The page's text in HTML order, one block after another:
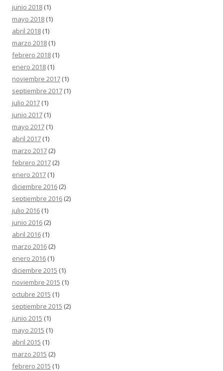
junio 2018 (1)
mayo 2018 (1)
abril 2018 (1)
marzo 2018 (1)
febrero 2018 (1)
enero 2018 (1)
noviembre 2017 (1)
septiembre 2017 (1)
julio 2017 (1)
junio 2017 (1)
mayo 2017 (1)
abril 2017 (1)
marzo 2017 (2)
febrero 2017 (2)
enero 2017 (1)
diciembre 2016 (2)
septiembre 2016 (2)
julio 2016 (1)
junio 2016 (2)
abril 2016 (1)
marzo 2016 (2)
enero 2016 (1)
diciembre 2015 (1)
noviembre 2015 (1)
octubre 2015 (1)
septiembre 2015 (2)
junio 2015 (1)
mayo 2015 (1)
abril 2015 (1)
marzo 2015 (2)
febrero 2015 (1)